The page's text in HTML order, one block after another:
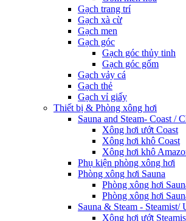
Gạch trang trí
Gạch xà cừ
Gạch men
Gạch góc
Gạch góc thủy tinh
Gạch góc gốm
Gạch vảy cá
Gạch thẻ
Gạch vỉ giấy
Thiết bị & Phòng xông hơi
Sauna and Steam- Coast /
Xông hơi ướt Coast
Xông hơi khô Coast
Xông hơi khô
Phụ kiện phòng xông hơi
Phòng xông hơi Sauna
Phòng xông hơi
Phòng xông hơi
Sauna & Steam - Steamist/
Xông hơi ướt